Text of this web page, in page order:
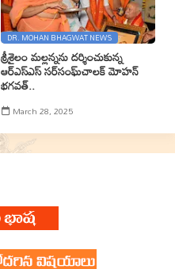
DR. MOHAN BHAGWAT NEWS
శ్రీశైలం మల్లన్నను దర్శించుకున్న
ఆర్ఎస్ఎస్ సర్‌సంఘ్‌చాలక్ మోహన్
భగవత్..
March 28, 2025